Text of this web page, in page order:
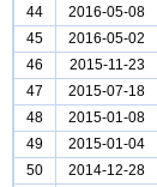
44
2016-05-08
45
2016-05-02
46
2015-11-23
47
2015-07-18
48
2015-01-08
49
2015-01-04
50
2014-12-28